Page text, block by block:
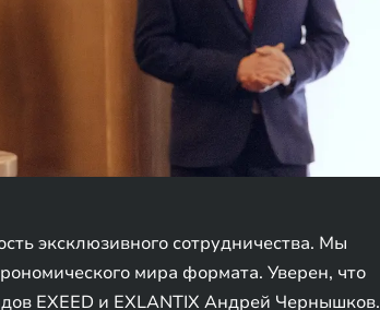
эксклюзивного сотрудничества. Мы
мира формата. Уверен, что
EXEED и EXLANTIX Андрей Чернышков.